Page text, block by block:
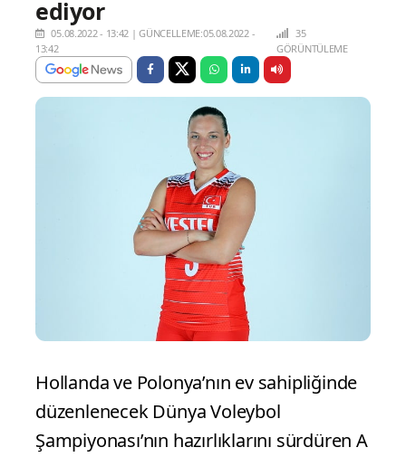
ediyor
05.08.2022 - 13:42 |GÜNCELLEME:05.08.2022 -
13:42
35
GÖRÜNTÜLEME
Hollanda ve Polonya’nın ev sahipliğinde
düzenlenecek Dünya Voleybol
Şampiyonası’nın hazırlıklarını sürdüren A